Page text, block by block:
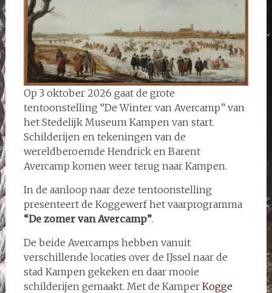
Op 3 oktober 2026 gaat de grote
tentoonstelling “De Winter van Avercamp” van
het Stedelijk Museum Kampen van start.
Schilderijen en tekeningen van de
wereldberoemde Hendrick en Barent
Avercamp komen weer terug naar Kampen.
In de aanloop naar deze tentoonstelling
presenteert de Koggewerf het vaarprogramma
“De zomer van Avercamp”.
De beide Avercamps hebben vanuit
verschillende locaties over de IJssel naar de
stad Kampen gekeken en daar mooie
schilderijen gemaakt. Met de Kamper Kogge